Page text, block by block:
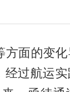
方面的变
经过航运